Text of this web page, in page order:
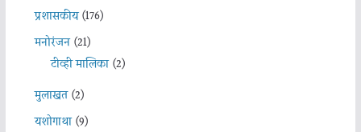
प्रशासकीय(176)
मनोरंजन(21)
टीव्ही मालिका(2)
मुलाखत(2)
यशोगाथा(9)